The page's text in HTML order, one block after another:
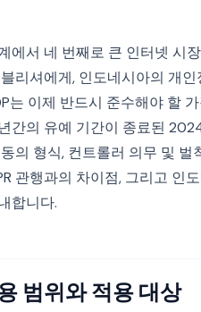
에서 네 번째로 큰 인터넷 시
리셔에게, 인도네시아의 개
는 이제 반드시 준수해야 할
간의 유예 기간이 종료된
의 형식, 컨트롤러 의무 및
관행과의 차이점, 그리고 인
합니다.
범위와 적용 대상